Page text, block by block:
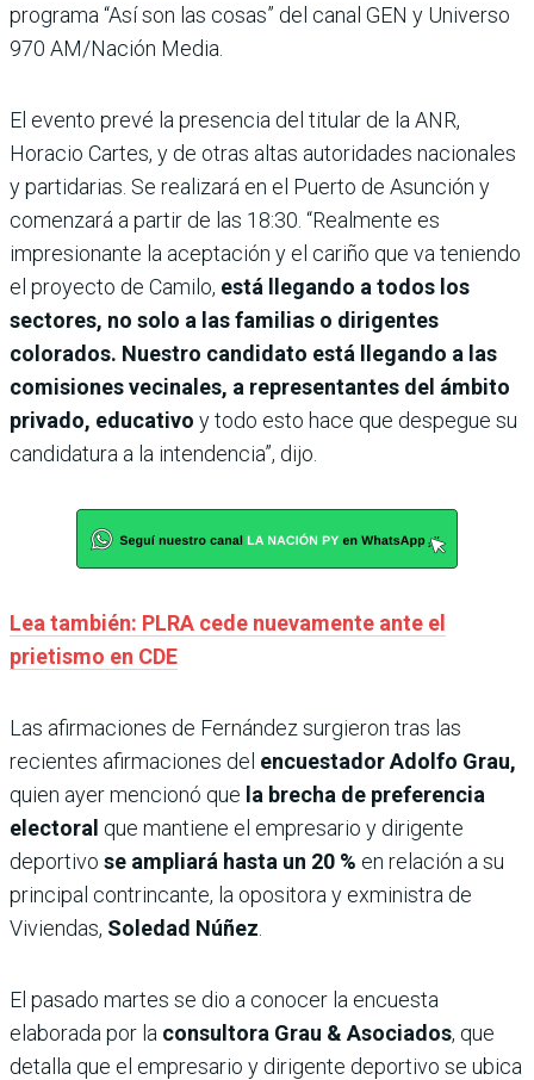
programa “Así son las cosas” del canal GEN y Universo
970 AM/Nación Media.
El evento prevé la presencia del titular de la ANR,
Horacio Cartes, y de otras altas autoridades nacionales
y partidarias. Se realizará en el Puerto de Asunción y
comenzará a partir de las 18:30. “Realmente es
impresionante la aceptación y el cariño que va teniendo
el proyecto de Camilo, está llegando a todos los
sectores, no solo a las familias o dirigentes
colorados. Nuestro candidato está llegando a las
comisiones vecinales, a representantes del ámbito
privado, educativo y todo esto hace que despegue su
candidatura a la intendencia”, dijo.
Lea también: PLRA cede nuevamente ante el
prietismo en CDE
Las afirmaciones de Fernández surgieron tras las
recientes afirmaciones del encuestador Adolfo Grau,
quien ayer mencionó que la brecha de preferencia
electoral que mantiene el empresario y dirigente
deportivo se ampliará hasta un 20 % en relación a su
principal contrincante, la opositora y exministra de
Viviendas, Soledad Núñez
El pasado martes se dio a conocer la encuesta
elaborada por la consultora Grau & Asociados, que
detalla que el empresario y dirigente deportivo se ubica